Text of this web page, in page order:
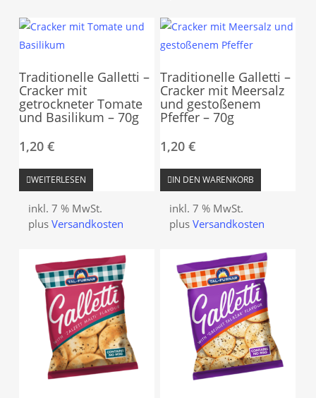
Traditionelle Galletti –
Cracker mit
getrockneter Tomate
und Basilikum – 70g
1,20 €
WEITERLESEN
inkl. 7 % MwSt.
plus Versandkosten
Traditionelle Galletti –
Cracker mit Meersalz
und gestoßenem
Pfeffer – 70g
1,20€
IN DEN WARENKORB
inkl. 7 % MwSt.
plusVersandkosten